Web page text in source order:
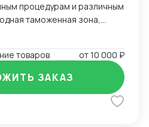
процедурам и различным
таможенная зона,
реимпорт, таможенный
Имею свое ИП по этому
товаров
от10 000 ₽
ЗАКАЗ